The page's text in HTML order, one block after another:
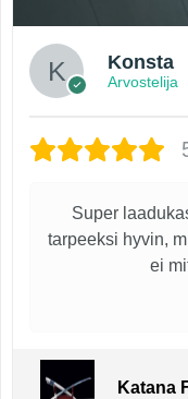
Konsta
Arvostelija
Super
tarpeeksi hyvin,
ei
Katana